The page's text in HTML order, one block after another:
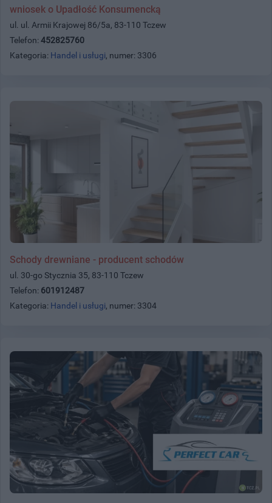
wniosek o Upadłość Konsumencką
ul. ul. Armii Krajowej 86/5a, 83-110 Tczew
Telefon: 452825760
Kategoria: Handel i usługi, numer: 3306
Schody drewniane - producent schodów
ul. 30-go Stycznia 35, 83-110 Tczew
Telefon: 601912487
Kategoria: Handel i usługi, numer: 3304